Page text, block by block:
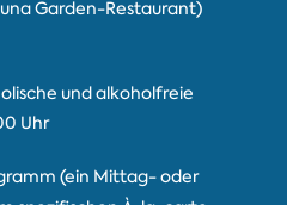
Garden-Restaurant)
und alkoholfreie
Uhr
(ein Mittag- oder